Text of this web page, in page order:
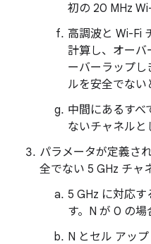
初の 20 MHz
高調波と Wi-Fi
計算し、オーバ
ーバーラップ
ルを安全でない
中間にあるすべ
ないチャネルと
パラメータが定義さ
全でない 5 GHz チャ
5 GHz に対応
す。N が 0 の場
N とセル アッ